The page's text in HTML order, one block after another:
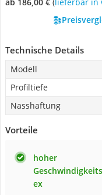
Technische Details
Modell
Profiltiefe
Nasshaftung
Vorteile
hoher
ex